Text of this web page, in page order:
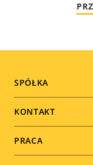
Footer
menu
SPÓŁKA
KONTAKT
PRACA